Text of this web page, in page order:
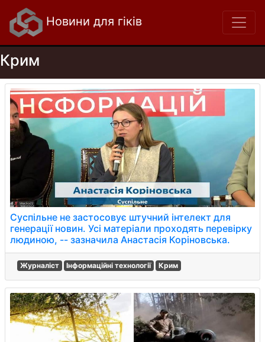
Новини для гіків
Крим
Суспільне не застосовує штучний інтелект для
генерації новин. Усі матеріали проходять перевірку
людиною, -- зазначила Анастасія Коріновська.
Журналіст Інформаційні технології Крим